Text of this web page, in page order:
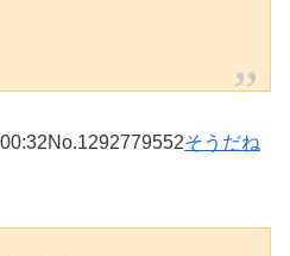
No.1292779552そうだね